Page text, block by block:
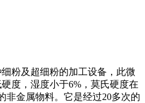
粉及超细粉的加工设备，此微
度，湿度小于6%，莫氏硬度在
非金属物料。它是经过20多次的